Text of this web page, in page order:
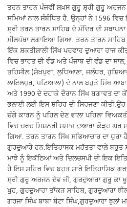
ਤਰਨ ਤਾਰਨ ਪੰਜਵੀਂ ਸ਼ਖ਼ਸ ਗੁਰੂ ਸ਼੍ਰੀ ਗੁਰੂ ਅਰਜਨ
ਸਮਿਆਂ ਨਾਲ ਸੰਬੰਧਿਤ ਹੈ. ਉਨ੍ਹਾਂ ਨੇ 1596 ਵਿਚ
ਸ੍ਰੀ ਤਰਨ ਤਾਰਨ ਸਾਹਿਬ ਦੇ ਮੰਦਿਰ ਦੀ
ਮੀਲਪੱਥਾ ਲਗਾਇਆ ਗਿਆ. ਤਰਨ ਤਾਰਨ
ਇੱਕ ਸ਼ਕਤੀਸ਼ਾਲੀ ਸਿੱਖ ਪਰਵਾਰ ਦੁਆਰਾ ਰਾਜ
ਵਿਚ ਭਾਰਤ ਦੀ ਵੰਡ ਅਤੇ ਪੰਜਾਬ ਦੀ ਵੰਡ ਦਾ
ਤਹਿਸੀਲ (ਸ਼ੇਖਪੁਰਾ, ਲੁਧਿਆਣਾ, ਜਲੰਧਰ,
ਲਾਇਲਪੁਰ, ਪਟਿਆਲਾ) ਦੇ ਨਾਲ ਬਹੁਤੇ ਸਿੱਖ
ਅਤੇ 1990 ਦੇ ਦਹਾਕੇ ਦੌਰਾਨ ਸਿੱਖ ਬਗ਼ਾਵਤ ਦਾ
ਭਲਾਈ ਲਈ ਇਸ ਸ਼ਹਿਰ ਦੀ ਸਿਰਜਣਾ
ਚੰਗੇ ਕਾਰਨ ਨੂੰ ਪਹਿਲ ਦੇਣ ਵਾਲਾ ਪਹਿਲਾ
ਵਿਚ ਚਰਚ ਮਿਸ਼ਨਰੀ ਸਮਾਜ ਦੁਆਰਾ ਕੋੜ੍ਹ ਘਰ
ਗਿਆ. ਤਰਨ ਤਾਰਨ ਸਿੱਖ ਸਭਿਆਚਾਰ ਦਾ ਧੁਰਾ
ਗੁਰਦੁਆਰੇ ਹਨ.ਇਤਿਹਾਸਕ ਮਹੱਤਤਾ ਵਾਲੇ
ਮਾਝੇ ਨੂੰ ਇਕੱਠਿਆਂ ਅਤੇ ਦਿਲਚਸਪੀ ਦੀ ਇਕ
ਹੈ.ਇਸ ਸ਼ਹਿਰ ਵਿਚ ਬਹੁਤ ਸਾਰੇ ਇਤਿਹਾਸਿਕ
ਸ੍ਰੀ ਗੁਰੂ ਅਰਜਨ ਦੇਵ ਜੀ, ਗੁਰਦੁਆਰਾ ਗੁਰੂ ਕਾ
ਖੁਹ, ਗੁਰਦੁਆਰਾ ਤਾੱਕੜ ਸਾਹਿਬ, ਗੁਰਦੁਆਰਾ
ਗਰਜਾ ਸਿੰਘ ਬਾਬਾ ਬੋਟਾ ਸਿੰਘ,ਗੁਰਦੁਆਰਾ ਝੁਲਾਂ